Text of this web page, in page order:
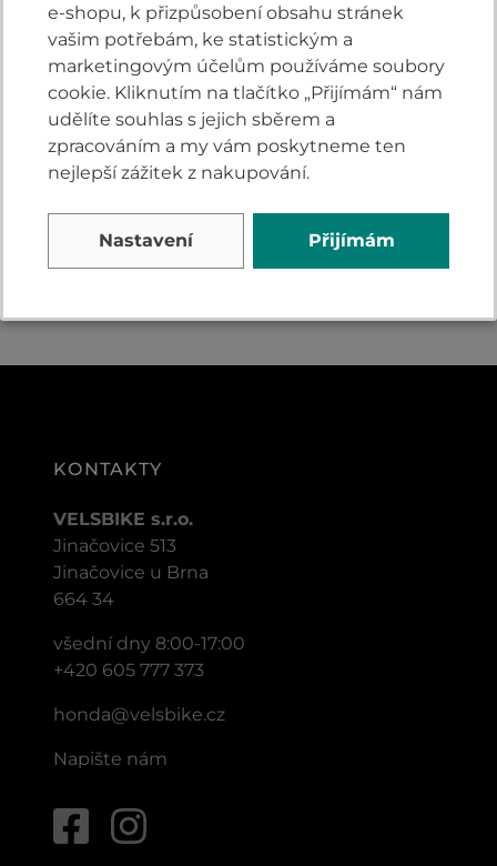
Honda CBR500R
Grand Prix Red
Na dotaz
159 900
Kč
DETAIL
Honda CBR500R
Matte Gunpowder
Black Metallic
Na dotaz
159 900
Kč
KONTAKTY
VELSBIKE s.r.o.
Jinačovice 513
Jinačovice u Brna
664 34
všední dny 8:00-17:00
+420 605 777 373
honda@velsbike.cz
Napište nám
e-shopu, k přizpůsobení obsahu stránek
vašim potřebám, ke statistickým a
marketingovým účelům používáme soubory
cookie. Kliknutím na tlačítko „Přijímám“ nám
udělíte souhlas s jejich sběrem a
zpracováním a my vám poskytneme ten
nejlepší zážitek z nakupování.
Nastavení Přijímám